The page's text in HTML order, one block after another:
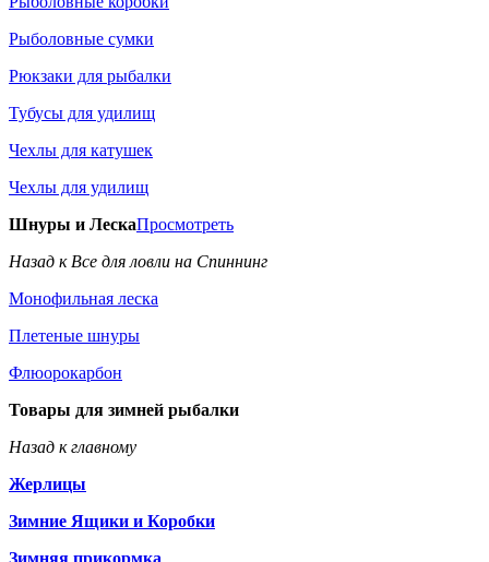
Рыболовные сумки
Рюкзаки для рыбалки
Тубусы для удилищ
Чехлы для катушек
Чехлы для удилищ
Шнуры и ЛескаПросмотреть
Назад к Все для ловли на Спиннинг
Монофильная леска
Плетеные шнуры
Флюорокарбон
Товары для зимней рыбалки
Назад к главному
Жерлицы
Зимние Ящики и Коробки
Зимняя прикормка